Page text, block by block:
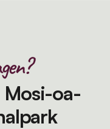
Mosi-oa-